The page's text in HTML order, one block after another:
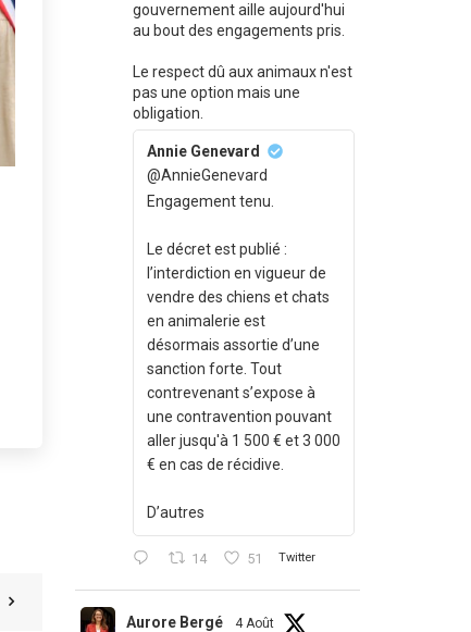
gouvernement aille aujourd'hui
au bout des engagements pris.
Le respect dû aux animaux n'est
pas une option mais une
obligation.
Annie Genevard
@AnnieGenevard
Engagement tenu.
Le décret est publié :
l’interdiction en vigueur de
vendre des chiens et chats
en animalerie est
désormais assortie d’une
sanction forte. Tout
contrevenant s’expose à
une contravention pouvant
aller jusqu'à 1 500 € et 3 000
€ en cas de récidive.
D’autres
14 51 Twitter
Aurore Bergé 4 Août